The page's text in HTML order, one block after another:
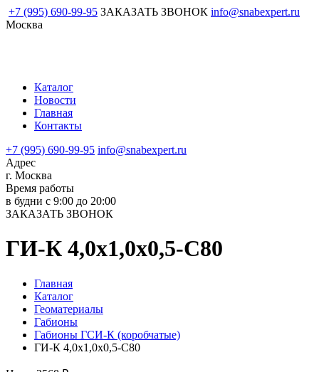
+7 (995) 690-99-95 ЗАКАЗАТЬ ЗВОНОК info@snabexpert.ru
Москва
Каталог
Новости
Главная
Контакты
+7 (995) 690-99-95 info@snabexpert.ru
Адрес
г. Москва
Время работы
в будни с 9:00 до 20:00
ЗАКАЗАТЬ ЗВОНОК
ГИ-К 4,0х1,0х0,5-С80
Главная
Каталог
Геоматериалы
Габионы
Габионы ГСИ-К (коробчатые)
ГИ-К 4,0х1,0х0,5-С80